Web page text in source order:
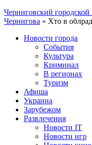
Черниговский городской
Чернигова » Хто в
Новости города
События
Культура
Криминал
В регионах
Туризм
Афиша
Украина
Зарубежом
Развлечения
Новости IT
Новости игр